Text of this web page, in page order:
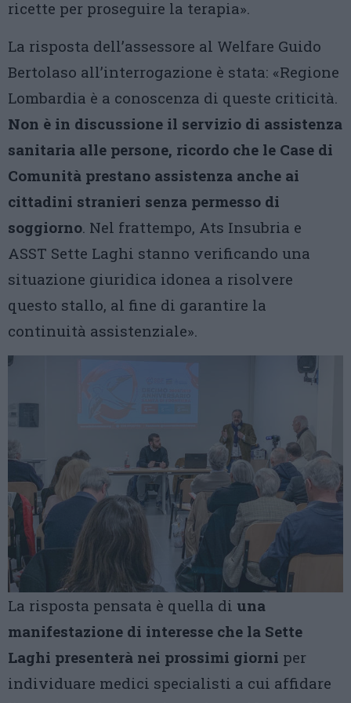
ricette per proseguire la terapia».
La risposta dell’assessore al Welfare Guido
Bertolaso all’interrogazione è stata: «Regione
Lombardia è a conoscenza di queste criticità.
Non è in discussione il servizio di assistenza
sanitaria alle persone, ricordo che le Case di
Comunità prestano assistenza anche ai
cittadini stranieri senza permesso di
soggiorno. Nel frattempo, Ats Insubria e
ASST Sette Laghi stanno verificando una
situazione giuridica idonea a risolvere
questo stallo, al fine di garantire la
continuità assistenziale».
La risposta pensata è quella di una
manifestazione di interesse che la Sette
Laghi presenterà nei prossimi giorni per
individuare medici specialisti a cui affidare